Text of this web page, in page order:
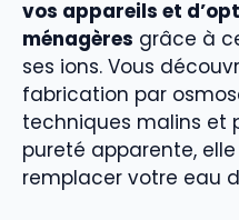
vos appareils et
ménagères grâce à
ses ions. Vous
fabrication par
techniques malins et
pureté apparente,
remplacer votre eau